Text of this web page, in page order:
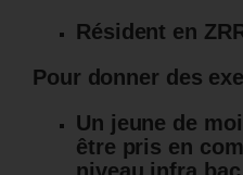
Résident en
Pour donner des
Un jeune de
être pris en